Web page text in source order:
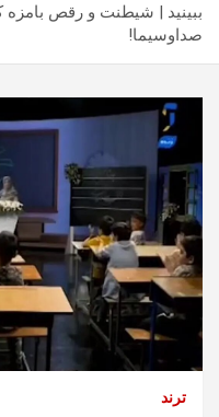
ببینید | شیطنت و رقص بامزه
صداوسیما!
ترند